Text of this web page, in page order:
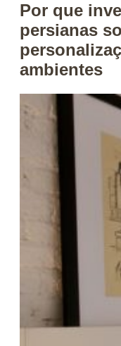
Por que
persianas
ambientes